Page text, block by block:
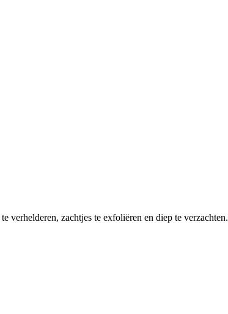
verhelderen, zachtjes te exfoliëren en diep te verzachten.